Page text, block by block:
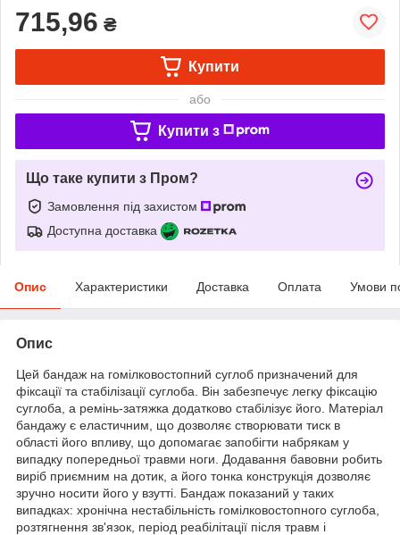
715,96 ₴
Купити
або
Купити з
Що таке купити з Пром?
Замовлення під захистом
Доступна доставка
Опис Характеристики Доставка Оплата Умови
Опис
Цей бандаж на гомілковостопний суглоб призначений для
фіксації та стабілізації суглоба. Він забезпечує легку фіксацію
суглоба, а ремінь-затяжка додатково стабілізує його. Матеріал
бандажу є еластичним, що дозволяє створювати тиск в
області його впливу, що допомагає запобігти набрякам у
випадку попередньої травми ноги. Додавання бавовни робить
виріб приємним на дотик, а його тонка конструкція дозволяє
зручно носити його у взутті. Бандаж показаний у таких
випадках: хронічна нестабільність гомілковостопного суглоба,
розтягнення зв'язок, період реабілітації після травм і